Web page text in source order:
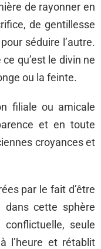
de rayonner en
de gentillesse
séduire l’autre.
qu’est le divin ne
ou la feinte.
filiale ou amicale
et en toute
croyances et
par le fait d’être
dans cette sphère
conflictuelle, seule
l’heure et rétablit